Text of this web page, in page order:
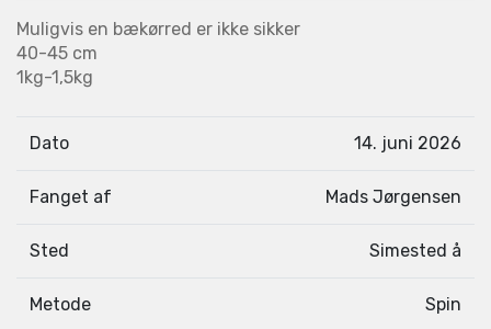
Muligvis en bækørred er ikke sikker
40-45 cm
1kg-1,5kg
Dato 14. juni 2026
Fanget af Mads Jørgensen
Sted Simested å
Metode Spin